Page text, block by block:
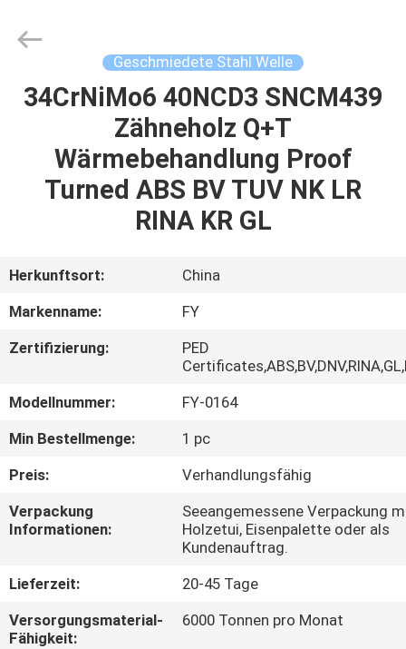
HAUS
PRODUKTE
ÜBER
UNS
FABRIK-
AUSFLUG
QUALITÄTSKONTROLLE
TRETEN
SIE
UNS
IN
Flange
Rights
Reserved.
Geschmiedete Stahl Welle
34CrNiMo6 40NCD3 SNCM439
Zähneholz Q+T
Wärmebehandlung Proof
Turned ABS BV TUV NK LR
RINA KR GL
Herkunftsort:
China
Markenname:
FY
Zertifizierung:
PED
Modellnummer:
FY-0164
Min Bestellmenge:
1 pc
Preis:
Verhandlungsfähig
Verpackung
Informationen:
Seeangemessene Verpackung
Holzetui, Eisenpalette oder als
Kundenauftrag.
Lieferzeit:
20-45 Tage
Versorgungsmaterial-
Fähigkeit:
6000 Tonnen pro Monat